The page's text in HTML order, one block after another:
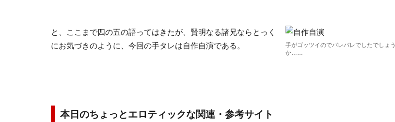
手がゴッツイのでバレバレでしたでしょう
か……
と、ここまで四の五の語ってはきたが、賢明なる諸兄ならとっく
にお気づきのように、今回の手タレは自作自演である。
本日のちょっとエロティックな関連・参考サイト